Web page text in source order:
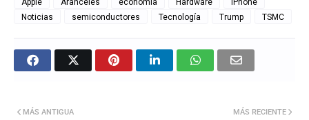
Apple Aranceles economía Hardware
iPhone
Noticias
semiconductores Tecnología Trump TSMC
MÁS RECIENTE
MÁS ANTIGUA